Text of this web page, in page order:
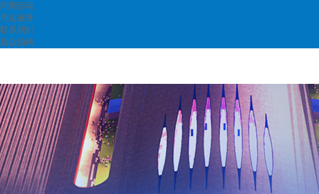
同期活动
周边服务
联系我们
观众指南